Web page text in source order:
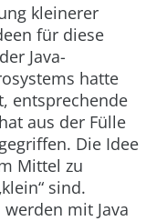
kleinerer
für diese
Java-
hatte
entsprechende
aus der Fülle
Die Idee
Mittel zu
sind.
mit Java